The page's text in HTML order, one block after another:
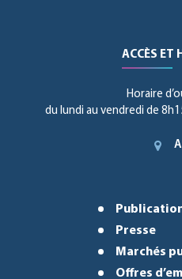
ACCÈS ET
Horaire
du lundi au vendredi de
Presse
Marchés
Offres